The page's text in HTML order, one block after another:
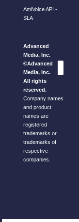
AmiVoice API -
SLA
Advanced
Media, Inc.
©Advanced
Media, Inc.
All rights
reserved.
Company names
and product
names are
registered
trademarks or
trademarks of
respective
companies.